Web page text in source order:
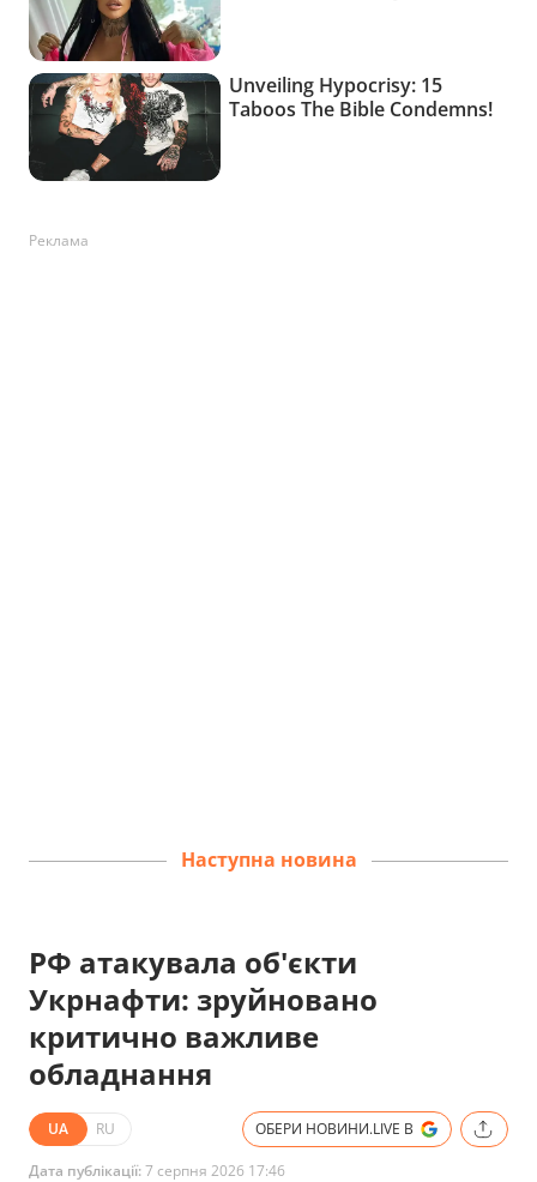
Реклама
Наступна новина
РФ атакувала об'єкти
Укрнафти: зруйновано
критично важливе
обладнання
UA RU ОБЕРИ НОВИНИ.LIVE В
Дата публікації:7 серпня 2026 17:46